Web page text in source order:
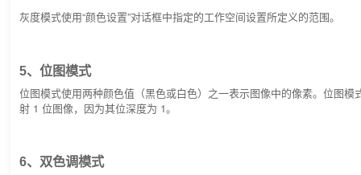
灰度模式使用“颜色设置”对话框中指定的工作空间设置所定义的范围。
5、位图模式
位图模式使用两种颜色值（黑色或白色）之一表示图像中的像素。位图模
射 1 位图像，因为其位深度为 1。
6、双色调模式